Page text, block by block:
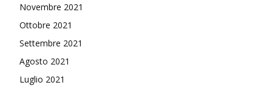
Novembre 2021
Ottobre 2021
Settembre 2021
Agosto 2021
Luglio 2021